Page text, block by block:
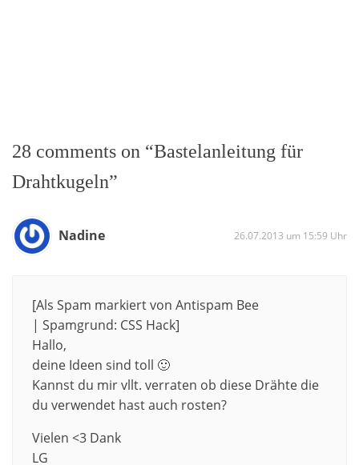
28 comments on “Bastelanleitung für
Drahtkugeln”
Nadine 26.07.2013 um 15:59 Uhr
[Als Spam markiert von Antispam Bee
| Spamgrund: CSS Hack]
Hallo,
deine Ideen sind toll 🙂
Kannst du mir vllt. verraten ob diese Drähte die
du verwendet hast auch rosten?
Vielen <3 Dank
LG